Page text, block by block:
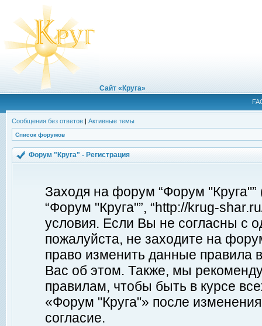
Сайт «Круга»
Сообщения без ответов | Активные темы
Список форумов
Форум "Круга" - Регистрация
Заходя на форум “Форум
“Форум "Круга"”, “http://krug-
условия. Если Вы не согласны с
пожалуйста, не заходите на
право изменить данные правила
Вас об этом. Также, мы
правилам, чтобы быть в курсе
«Форум "Круга"» после
согласие.